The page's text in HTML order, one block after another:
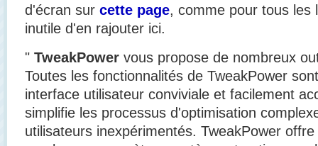
d'écran sur cette page, comme pour tous les
inutile d'en rajouter ici.
" TweakPower vous propose de nombreux
Toutes les fonctionnalités de TweakPower
interface utilisateur conviviale et facilement
simplifie les processus d'optimisation
utilisateurs inexpérimentés. TweakPower